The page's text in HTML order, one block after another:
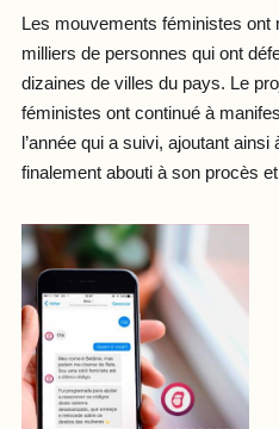
Les mouvements féministes ont
milliers de personnes qui ont
dizaines de villes du pays. Le
féministes ont continué à
l’année qui a suivi, ajoutant
finalement abouti à son procès